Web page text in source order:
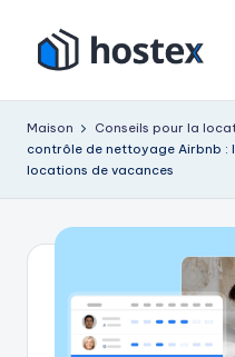
Accéder
contenu
o
s
t
e
location
de
pilotage
avec
Maison Conseils pour la
contrôle de nettoyage Airbnb :
locations de vacances